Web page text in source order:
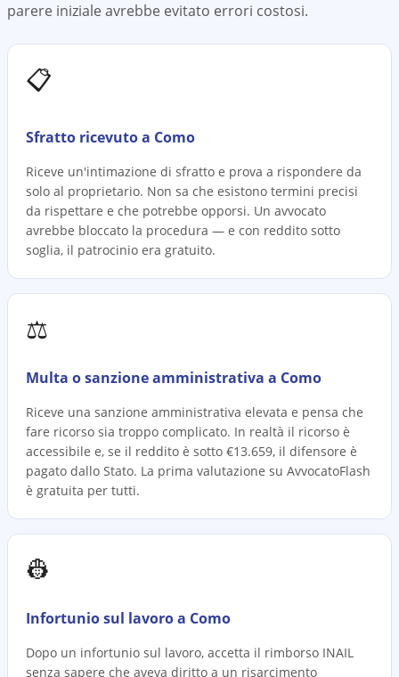
parere iniziale avrebbe evitato errori costosi.
📋
Sfratto ricevuto a Como
Riceve un'intimazione di sfratto e prova a rispondere da
solo al proprietario. Non sa che esistono termini precisi
da rispettare e che potrebbe opporsi. Un avvocato
avrebbe bloccato la procedura — e con reddito sotto
soglia, il patrocinio era gratuito.
⚖️
Multa o sanzione amministrativa a Como
Riceve una sanzione amministrativa elevata e pensa che
fare ricorso sia troppo complicato. In realtà il ricorso è
accessibile e, se il reddito è sotto €13.659, il difensore è
pagato dallo Stato. La prima valutazione su AvvocatoFlash
è gratuita per tutti.
👷
Infortunio sul lavoro a Como
Dopo un infortunio sul lavoro, accetta il rimborso INAIL
senza sapere che aveva diritto a un risarcimento